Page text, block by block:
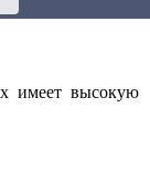
имеет высокую